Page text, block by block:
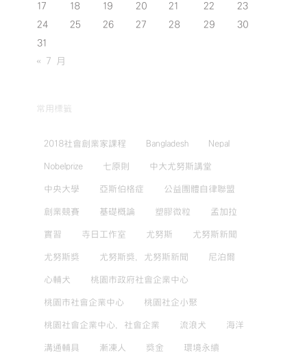
17
18 19 20 21 22
23
24
25 26 27 28 29
30
31
« 7 月
常用標籤
2018社會創業家課程 Bangladesh Nepal
Nobelprize 七原則 中大尤努斯講堂
中央大學 亞斯伯格症 公益團體自律聯盟
創業競賽 基礎概論 塑膠微粒 孟加拉
實習 寺日工作室 尤努斯 尤努斯新聞
尤努斯獎 尤努斯獎，尤努斯新聞 尼泊爾
心輔犬 桃園市政府社會企業中心
桃園市社會企業中心 桃園社企小聚
桃園社會企業中心，社會企業 流浪犬 海洋
溝通輔具 漸凍人 獎金 環境永續